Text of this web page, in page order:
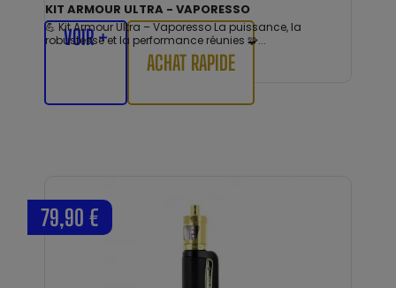
KIT ARMOUR ULTRA - VAPORESSO
💪 Kit Armour Ultra – Vaporesso La puissance, la
robustesse et la performance réunies 🧩...
VOIR +
ACHAT RAPIDE
79,90 €